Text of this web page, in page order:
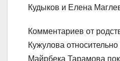
Кудыков и Елена
Комментариев от
Кужулова
Майрбека Тарамова